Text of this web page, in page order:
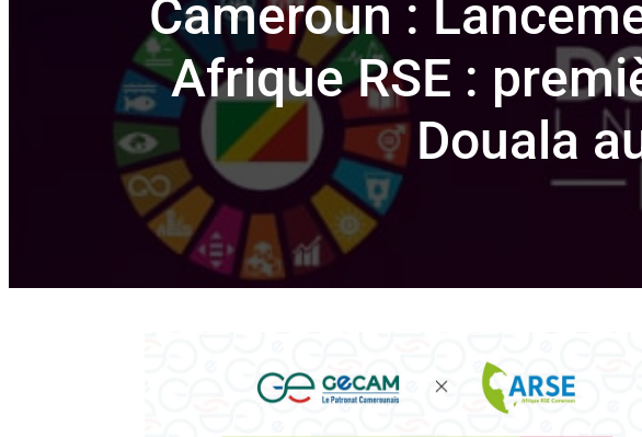
Cameroun :
Afrique RSE :
Douala